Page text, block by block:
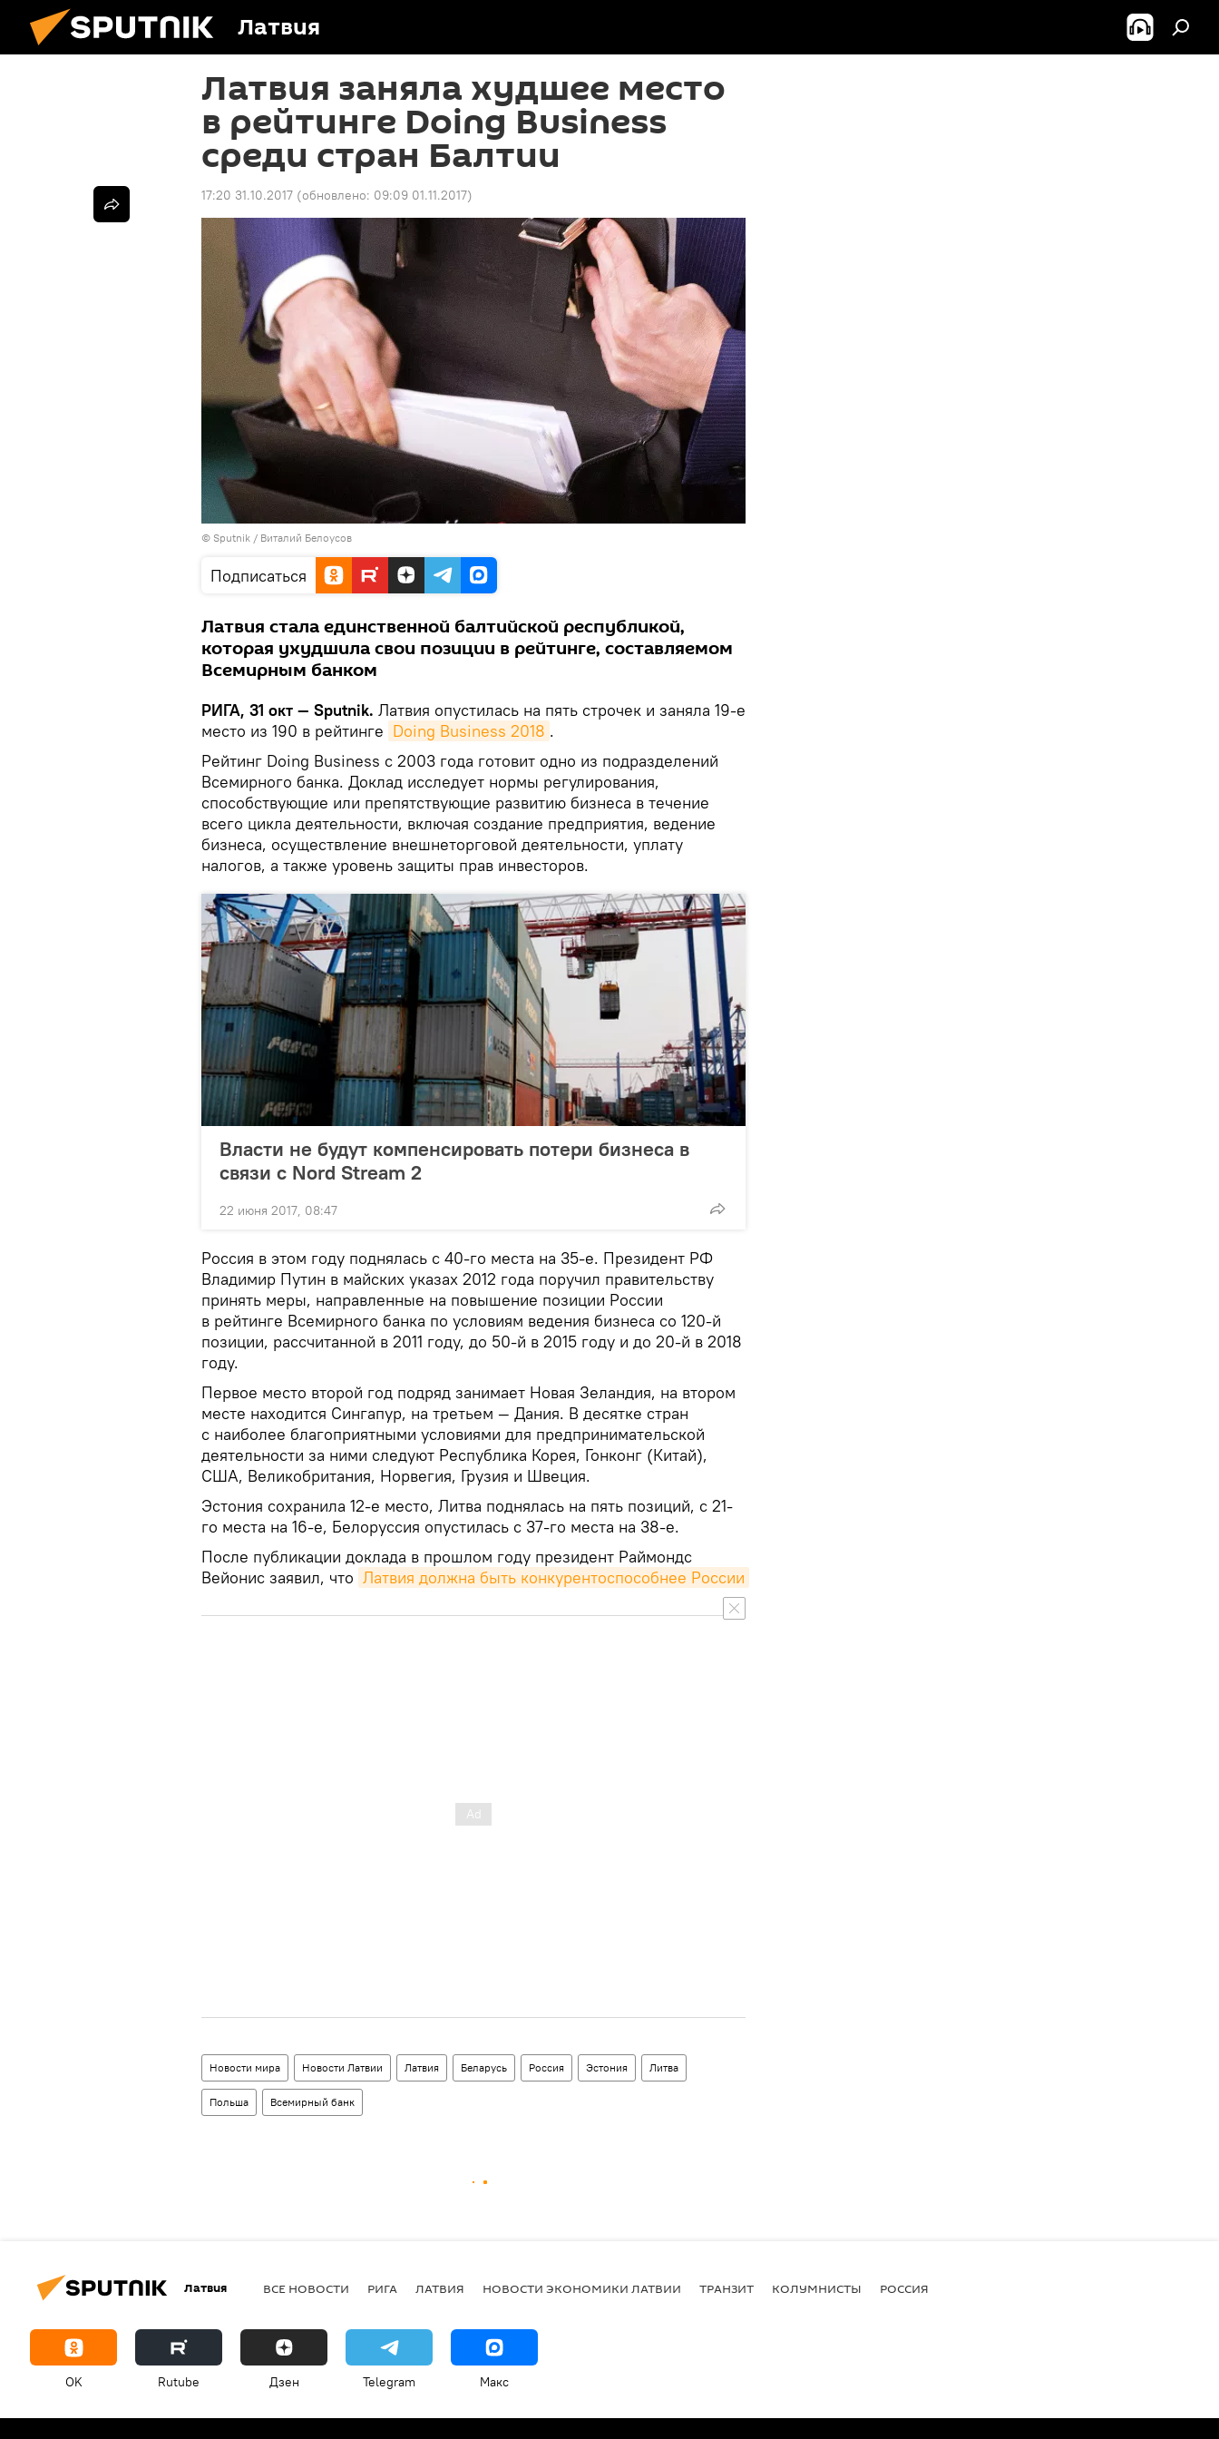
Латвия
Латвия заняла худшее место
в рейтинге Doing Business
среди стран Балтии
17:20 31.10.2017 (обновлено: 09:09 01.11.2017)
© Sputnik / Виталий Белоусов
Подписаться
Латвия стала единственной балтийской республикой,
которая ухудшила свои позиции в рейтинге, составляемом
Всемирным банком
РИГА, 31 окт — Sputnik. Латвия опустилась на пять строчек и заняла 19-е
место из 190 в рейтинге Doing Business 2018 .
Рейтинг Doing Business с 2003 года готовит одно из подразделений
Всемирного банка. Доклад исследует нормы регулирования,
способствующие или препятствующие развитию бизнеса в течение
всего цикла деятельности, включая создание предприятия, ведение
бизнеса, осуществление внешнеторговой деятельности, уплату
налогов, а также уровень защиты прав инвесторов.
Власти не будут компенсировать потери бизнеса в
связи с Nord Stream 2
22 июня 2017, 08:47
Россия в этом году поднялась с 40-го места на 35-е. Президент РФ
Владимир Путин в майских указах 2012 года поручил правительству
принять меры, направленные на повышение позиции России
в рейтинге Всемирного банка по условиям ведения бизнеса со 120-й
позиции, рассчитанной в 2011 году, до 50-й в 2015 году и до 20-й в 2018
году.
Первое место второй год подряд занимает Новая Зеландия, на втором
месте находится Сингапур, на третьем — Дания. В десятке стран
с наиболее благоприятными условиями для предпринимательской
деятельности за ними следуют Республика Корея, Гонконг (Китай),
США, Великобритания, Норвегия, Грузия и Швеция.
Эстония сохранила 12-е место, Литва поднялась на пять позиций, с 21-
го места на 16-е, Белоруссия опустилась с 37-го места на 38-е.
После публикации доклада в прошлом году президент Раймондс
Вейонис заявил, что Латвия должна быть конкурентоспособнее России
Новости мира Новости Латвии Латвия Беларусь Россия Эстония Литва
Польша Всемирный банк
Латвия ВСЕ НОВОСТИ РИГА ЛАТВИЯ НОВОСТИ ЭКОНОМИКИ ЛАТВИИ ТРАНЗИТ КОЛУМНИСТЫ РОССИЯ
OK Rutube Дзен Telegram Макс